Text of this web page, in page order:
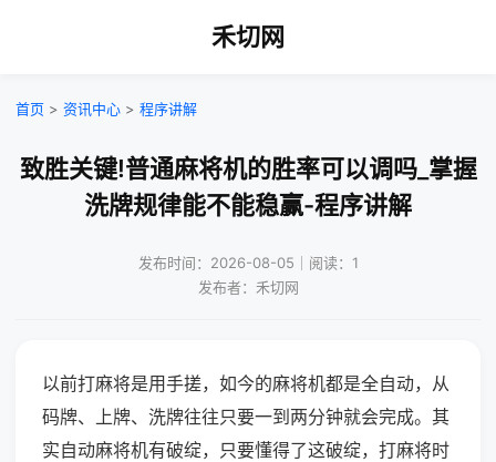
禾切网
首页 > 资讯中心 > 程序讲解
致胜关键!普通麻将机的胜率可以调吗_掌握
洗牌规律能不能稳赢-程序讲解
发布时间：2026-08-05｜阅读：1
发布者：禾切网
以前打麻将是用手搓，如今的麻将机都是全自动，从
码牌、上牌、洗牌往往只要一到两分钟就会完成。其
实自动麻将机有破绽，只要懂得了这破绽，打麻将时